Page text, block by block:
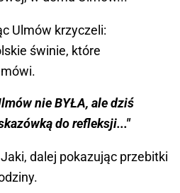
Ulmów krzyczeli:
świnie, które
nie BYŁA, ale dziś
do refleksji..."
dalej pokazując przebitki